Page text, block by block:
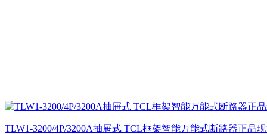
TLW1-3200/4P/3200A抽屉式 TCL框架智能万能式断路器正品